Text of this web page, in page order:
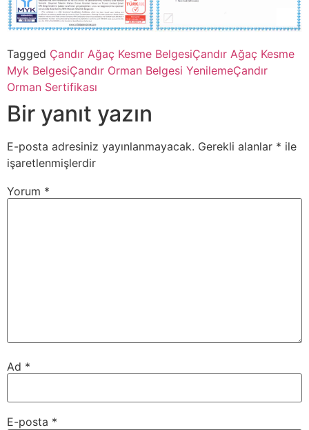
Tagged Çandır Ağaç Kesme BelgesiÇandır Ağaç Kesme
Myk BelgesiÇandır Orman Belgesi YenilemeÇandır
Orman Sertifikası
Bir yanıt yazın
E-posta adresiniz yayınlanmayacak. Gerekli alanlar * ile
işaretlenmişlerdir
Yorum *
Ad *
E-posta *